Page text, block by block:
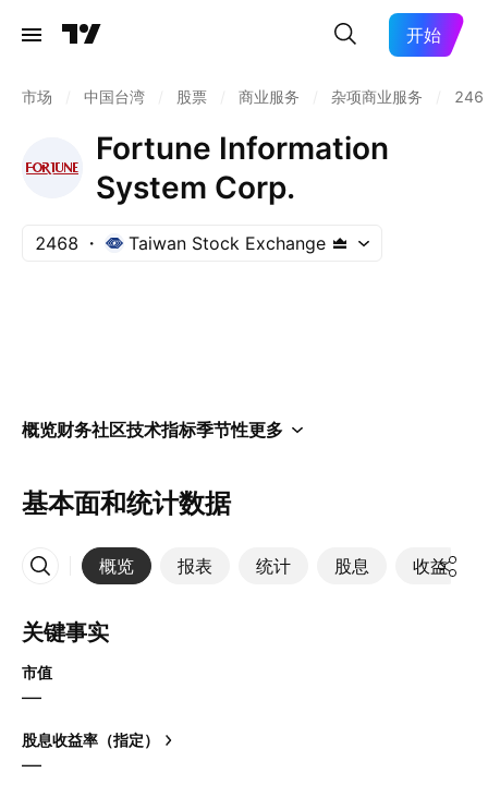
开始
市场 中国台湾 股票 商业服务 杂项商业服务
Fortune Information
System Corp.
2468 Taiwan Stock Exchange
概览财务社区技术指标季节性更多
基本面和统计数据
概览 报表 统计 股息 收益
更多
关键事实
市值
—
股息收益率（指定）
—